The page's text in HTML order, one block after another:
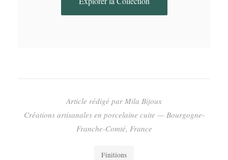
Article rédigé par Mila Bijoux
Créations artisanales en porcelaine cuite — Bourgogne-
Franche-Comté, France
Finitions